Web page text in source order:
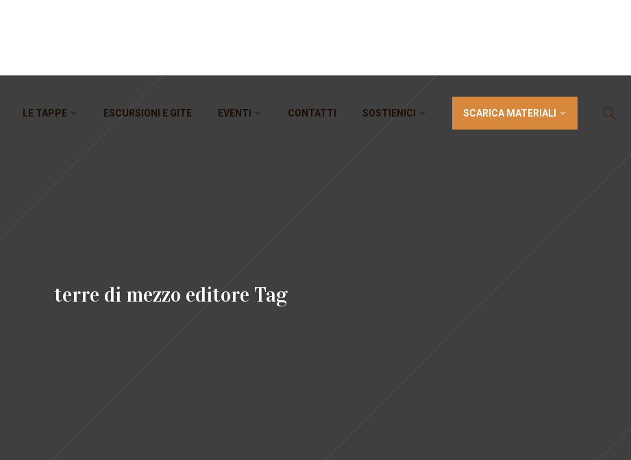
LE TAPPE ESCURSIONI E GITE EVENTI CONTATTI SOSTIENICI SCARICA MATERIALI
terre di mezzo editore Tag